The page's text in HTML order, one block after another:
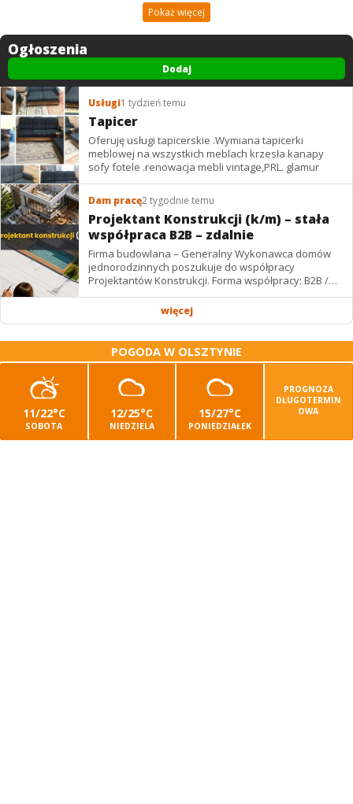
Pokaż więcej
Ogłoszenia
Dodaj
Usługi1 tydzień temu
Tapicer
Oferuję usługi tapicerskie .Wymiana tapicerki
meblowej na wszystkich meblach krzesła kanapy
sofy fotele .renowacja mebli vintage,PRL. glamur
Dam pracę2 tygodnie temu
Projektant Konstrukcji (k/m) – stała
współpraca B2B – zdalnie
Firma budowlana – Generalny Wykonawca domów
jednorodzinnych poszukuje do współpracy
Projektantów Konstrukcji. Forma współpracy: B2B /
podwykonawstwo – zdalnie. Wynagrodzenie: ✔
więcej
POGODA W OLSZTYNIE
11/22°C
SOBOTA
12/25°C
NIEDZIELA
15/27°C
PONIEDZIAŁEK
PROGNOZA
DŁUGOTERMIN
OWA